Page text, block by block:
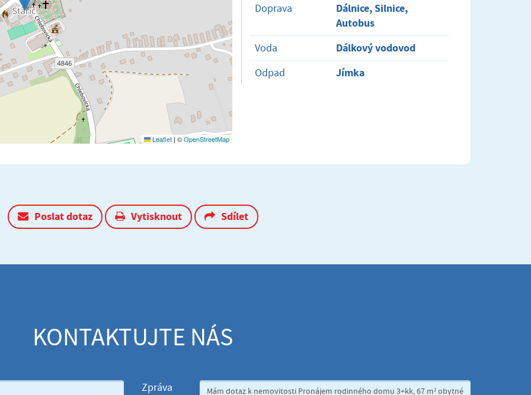
Leaflet | ©OpenStreetMap
Doprava
Dálnice, Silnice,
Autobus
Voda Dálkový vodovod
Odpad Jímka
Poslat dotaz Vytisknout Sdílet
KONTAKTUJTE NÁS
Zpráva